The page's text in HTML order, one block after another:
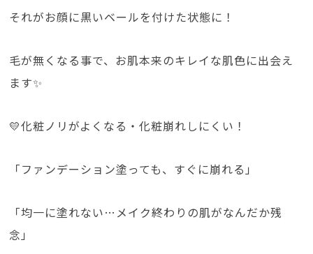
それがお顔に黒いベールを付けた状態に！
毛が無くなる事で、お肌本来のキレイな肌色に出会え
ます✨
💛化粧ノリがよくなる・化粧崩れしにくい！
「ファンデーション塗っても、すぐに崩れる」
「均一に塗れない…メイク終わりの肌がなんだか残
念」